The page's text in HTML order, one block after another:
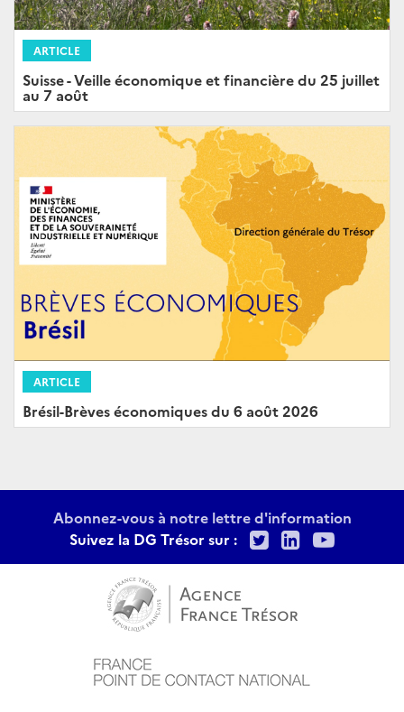
ARTICLE
Suisse - Veille économique et financière du 25 juillet
au 7 août
ARTICLE
Brésil-Brèves économiques du 6 août 2026
Abonnez-vous à notre lettre d'information
Suivez la DG Trésor sur :
TwitterLinkedIn